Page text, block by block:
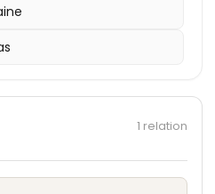
1 relation